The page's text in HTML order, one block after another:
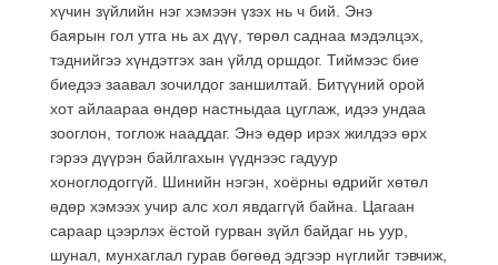
хүчин зүйлийн нэг хэмээн үзэх нь ч бий. Энэ
баярын гол утга нь ах дүү, төрөл саднаа мэдэлцэх,
тэднийгээ хүндэтгэх зан үйлд оршдог. Тиймээс бие
биедээ заавал зочилдог заншилтай. Битүүний орой
хот айлаараа өндөр настныдаа цуглаж, идээ ундаа
зооглон, тоглож нааддаг. Энэ өдөр ирэх жилдээ өрх
гэрээ дүүрэн байлгахын үүднээс гадуур
хоноглодоггүй. Шинийн нэгэн, хоёрны өдрийг хөтөл
өдөр хэмээх учир алс хол явдаггүй байна. Цагаан
сараар цээрлэх ёстой гурван зүйл байдаг нь уур,
шунал, мунхаглал гурав бөгөөд эдгээр нүглийг тэвчиж,